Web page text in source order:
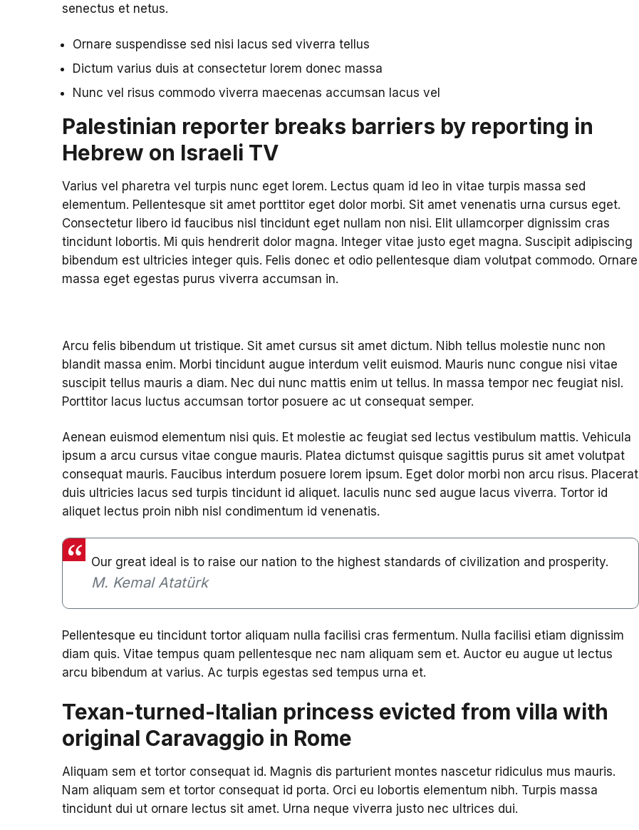
senectus et netus.
Ornare suspendisse sed nisi lacus sed viverra tellus
Dictum varius duis at consectetur lorem donec massa
Nunc vel risus commodo viverra maecenas accumsan lacus vel
Palestinian reporter breaks barriers by reporting in
Hebrew on Israeli TV
Varius vel pharetra vel turpis nunc eget lorem. Lectus quam id leo in vitae turpis massa sed
elementum. Pellentesque sit amet porttitor eget dolor morbi. Sit amet venenatis urna cursus eget.
Consectetur libero id faucibus nisl tincidunt eget nullam non nisi. Elit ullamcorper dignissim cras
tincidunt lobortis. Mi quis hendrerit dolor magna. Integer vitae justo eget magna. Suscipit adipiscing
bibendum est ultricies integer quis. Felis donec et odio pellentesque diam volutpat commodo. Ornare
massa eget egestas purus viverra accumsan in.
Arcu felis bibendum ut tristique. Sit amet cursus sit amet dictum. Nibh tellus molestie nunc non
blandit massa enim. Morbi tincidunt augue interdum velit euismod. Mauris nunc congue nisi vitae
suscipit tellus mauris a diam. Nec dui nunc mattis enim ut tellus. In massa tempor nec feugiat nisl.
Porttitor lacus luctus accumsan tortor posuere ac ut consequat semper.
Aenean euismod elementum nisi quis. Et molestie ac feugiat sed lectus vestibulum mattis. Vehicula
ipsum a arcu cursus vitae congue mauris. Platea dictumst quisque sagittis purus sit amet volutpat
consequat mauris. Faucibus interdum posuere lorem ipsum. Eget dolor morbi non arcu risus. Placerat
duis ultricies lacus sed turpis tincidunt id aliquet. Iaculis nunc sed augue lacus viverra. Tortor id
aliquet lectus proin nibh nisl condimentum id venenatis.
Our great ideal is to raise our nation to the highest standards of civilization and prosperity.
M. Kemal Atatürk
Pellentesque eu tincidunt tortor aliquam nulla facilisi cras fermentum. Nulla facilisi etiam dignissim
diam quis. Vitae tempus quam pellentesque nec nam aliquam sem et. Auctor eu augue ut lectus
arcu bibendum at varius. Ac turpis egestas sed tempus urna et.
Texan-turned-Italian princess evicted from villa with
original Caravaggio in Rome
Aliquam sem et tortor consequat id. Magnis dis parturient montes nascetur ridiculus mus mauris.
Nam aliquam sem et tortor consequat id porta. Orci eu lobortis elementum nibh. Turpis massa
tincidunt dui ut ornare lectus sit amet. Urna neque viverra justo nec ultrices dui.